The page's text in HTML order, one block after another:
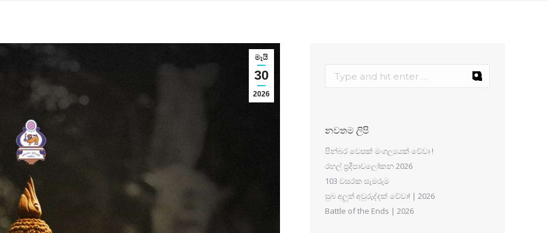
මැයි
30
2026
නවතම ලිපි
පින්බර වෙසක් මංගල්‍යයක් වේවා !
රහල් ප්‍රදීපාවලෝකන 2026
103 වසරක සැමරුම
සුබ අලුත් අවුරුද්දක් වේවා! | 2026
Battle of the Ends | 2026